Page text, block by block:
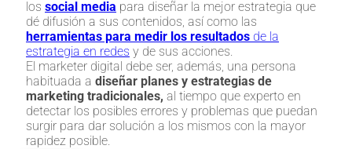
los social media para diseñar la mejor estrategia que
dé difusión a sus contenidos, así como las
herramientas para medir los resultados de la
estrategia en redes y de sus acciones.
El marketer digital debe ser, además, una persona
habituada a diseñar planes y estrategias de
marketing tradicionales, al tiempo que experto en
detectar los posibles errores y problemas que puedan
surgir para dar solución a los mismos con la mayor
rapidez posible.